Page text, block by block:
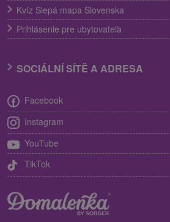
Kvíz Slepá mapa Slovenska
Prihlásenie pre ubytovateľa
SOCIÁLNÍ SÍTĚ A ADRESA
Facebook
Instagram
YouTube
TikTok